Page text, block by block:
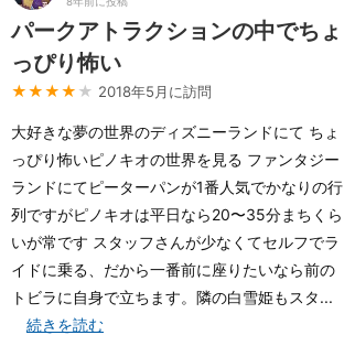
パークアトラクションの中でちょ
っぴり怖い
★★★★ ★ 2018年5月に訪問
大好きな夢の世界のディズニーランドにて ちょ
っぴり怖いピノキオの世界を見る ファンタジー
ランドにてピーターパンが1番人気でかなりの行
列ですがピノキオは平日なら20〜35分まちくら
いが常です スタッフさんが少なくてセルフでラ
イドに乗る、だから一番前に座りたいなら前の
トビラに自身で立ちます。隣の白雪姫もスタ...
続きを読む